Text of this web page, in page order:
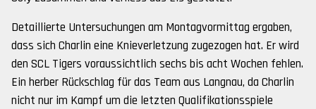
Detaillierte Untersuchungen am Montagvormittag ergaben,
dass sich Charlin eine Knieverletzung zugezogen hat. Er wird
den SCL Tigers voraussichtlich sechs bis acht Wochen fehlen.
Ein herber Rückschlag für das Team aus Langnau, da Charlin
nicht nur im Kampf um die letzten Qualifikationsspiele